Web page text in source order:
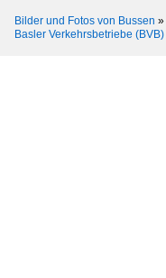
Bilder und Fotos von Bussen »
Basler Verkehrsbetriebe (BVB)